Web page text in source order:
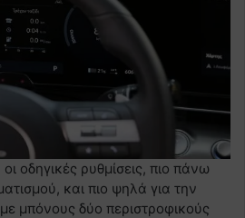
οδηγικές ρυθμίσεις, πιο πάνω
και πιο ψηλά για την
μπόνους δύο περιστροφικούς